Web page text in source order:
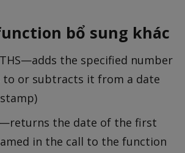
bổ sung khác
the specified number
to or subtracts it from a date
the date of the first
in the call to the function